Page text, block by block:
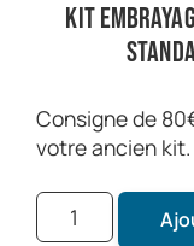
Kit
Consigne de 80€ remboursée à réception de
votre ancien